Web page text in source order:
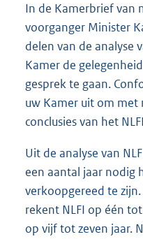
In de Kamerbrief van
voorganger Minister
delen van de analyse
Kamer de
gesprek te gaan.
uw Kamer uit om met
conclusies van het
Uit de analyse van
een aantal jaar nodig
verkoopgereed te
rekent NLFI op één
op vijf tot zeven jaar.